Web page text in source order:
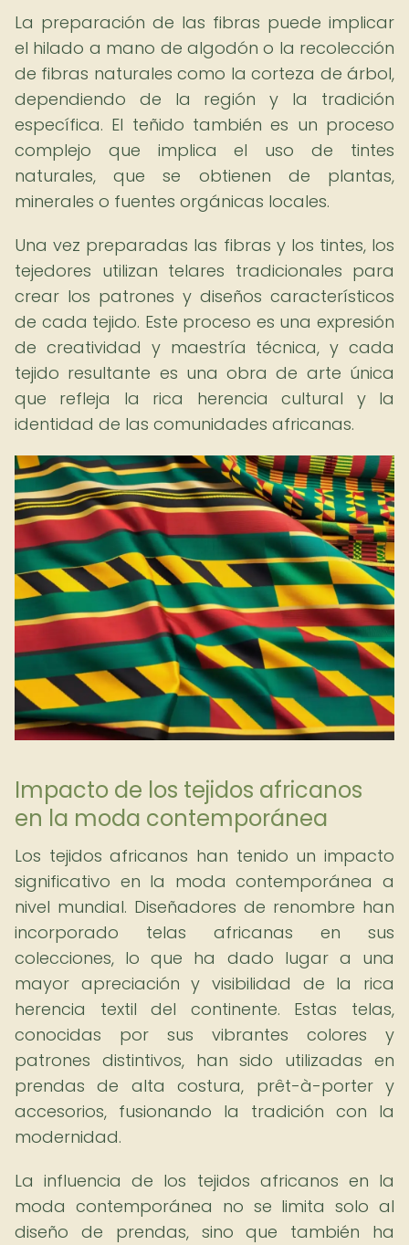
La preparación de las fibras puede implicar
el hilado a mano de algodón o la recolección
de fibras naturales como la corteza de árbol,
dependiendo de la región y la tradición
específica. El teñido también es un proceso
complejo que implica el uso de tintes
naturales, que se obtienen de plantas,
minerales o fuentes orgánicas locales.
Una vez preparadas las fibras y los tintes, los
tejedores utilizan telares tradicionales para
crear los patrones y diseños característicos
de cada tejido. Este proceso es una expresión
de creatividad y maestría técnica, y cada
tejido resultante es una obra de arte única
que refleja la rica herencia cultural y la
identidad de las comunidades africanas.
Impacto de los tejidos africanos
en la moda contemporánea
Los tejidos africanos han tenido un impacto
significativo en la moda contemporánea a
nivel mundial. Diseñadores de renombre han
incorporado telas africanas en sus
colecciones, lo que ha dado lugar a una
mayor apreciación y visibilidad de la rica
herencia textil del continente. Estas telas,
conocidas por sus vibrantes colores y
patrones distintivos, han sido utilizadas en
prendas de alta costura, prêt-à-porter y
accesorios, fusionando la tradición con la
modernidad.
La influencia de los tejidos africanos en la
moda contemporánea no se limita solo al
diseño de prendas, sino que también ha